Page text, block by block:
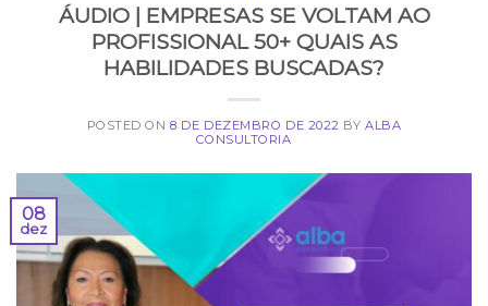
ÁUDIO | EMPRESAS SE VOLTAM AO
PROFISSIONAL 50+ QUAIS AS
HABILIDADES BUSCADAS?
POSTED ON8 DE DEZEMBRO DE 2022 BYALBA
CONSULTORIA
08
dez